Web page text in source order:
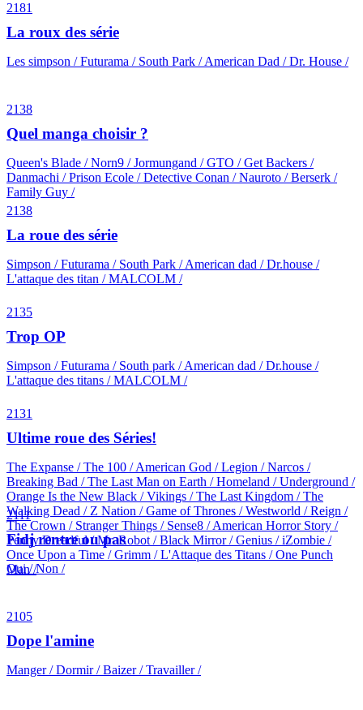
2181
La roux des série
Les simpson / Futurama / South Park / American Dad / Dr. House /
2138
Quel manga choisir ?
Queen's Blade / Norn9 / Jormungand / GTO / Get Backers /
Danmachi / Prison Ecole / Detective Conan / Nauroto / Berserk /
Family Guy /
2138
La roue des série
Simpson / Futurama / South Park / American dad / Dr.house /
L'attaque des titan / MALCOLM /
2135
Trop OP
Simpson / Futurama / South park / American dad / Dr.house /
L'attaque des titans / MALCOLM /
2131
Ultime roue des Séries!
The Expanse / The 100 / American God / Legion / Narcos /
Breaking Bad / The Last Man on Earth / Homeland / Underground /
Orange Is the New Black / Vikings / The Last Kingdom / The
Walking Dead / Z Nation / Game of Thrones / Westworld / Reign /
The Crown / Stranger Things / Sense8 / American Horror Story /
Penny Dreadful / Mr. Robot / Black Mirror / Genius / iZombie /
Once Upon a Time / Grimm / L'Attaque des Titans / One Punch
Man /
2111
Fidj rentre ou pas
Oui / Non /
2105
Dope l'amine
Manger / Dormir / Baizer / Travailler /